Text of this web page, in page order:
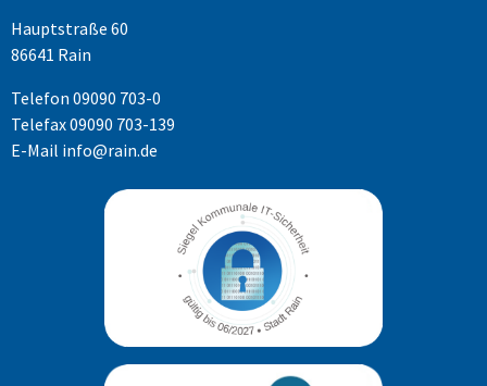
Hauptstraße 60
86641 Rain
Telefon 09090 703-0
Telefax 09090 703-139
E-Mail info@rain.de